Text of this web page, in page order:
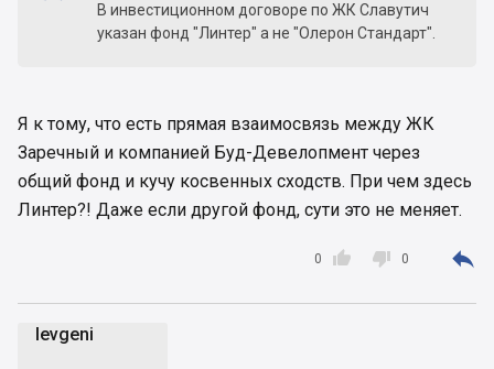
В инвестиционном договоре по ЖК Славутич
указан фонд "Линтер" а не "Олерон Стандарт".
Я к тому, что есть прямая взаимосвязь между ЖК
Заречный и компанией Буд-Девелопмент через
общий фонд и кучу косвенных сходств. При чем здесь
Линтер?! Даже если другой фонд, сути это не меняет.

0  0 
Ievgeni